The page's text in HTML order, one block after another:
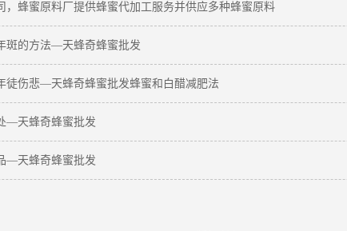
，蜂蜜原料厂提供蜂蜜代加工服务并供应多种蜂蜜原料
斑的方法—天蜂奇蜂蜜批发
徒伤悲—天蜂奇蜂蜜批发蜂蜜和白醋减肥法
—天蜂奇蜂蜜批发
—天蜂奇蜂蜜批发